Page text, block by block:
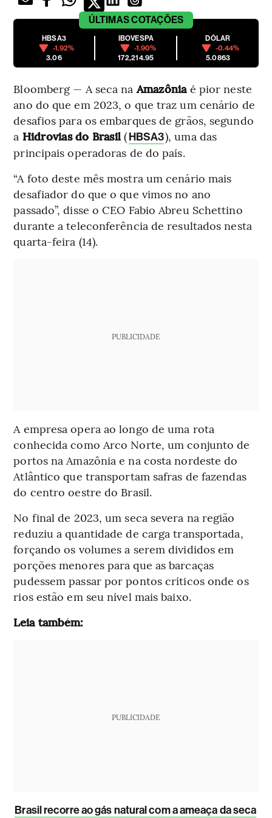
ÚLTIMASCOTAÇÕES
HBSA3
-1.92%
3.06
IBOVESPA
-1.90%
172,214.95
DÓLAR
-0.44%
5.0863
Bloomberg — A seca naAmazôniaé pior neste
ano do que em 2023, o que traz um cenário de
desafios para os embarques de grãos, segundo
a Hidrovias do Brasil(HBSA3), uma das
principais operadoras de do país.
“A foto deste mês mostra um cenário mais
desafiador do que o que vimos no ano
passado”, disse o CEO Fabio Abreu Schettino
durante a teleconferência de resultados nesta
quarta-feira (14).
PUBLICIDADE
A empresa opera ao longo de uma rota
conhecida como Arco Norte, um conjunto de
portos na Amazônia e na costa nordeste do
Atlântico que transportam safras de fazendas
do centro oestre do Brasil.
No final de 2023, um seca severa na região
reduziu a quantidade de carga transportada,
forçando os volumes a serem divididos em
porções menores para que as barcaças
pudessem passar por pontos críticos onde os
rios estão em seu nível mais baixo.
Leia também:
PUBLICIDADE
Brasil recorre ao gás natural com a ameaça da seca